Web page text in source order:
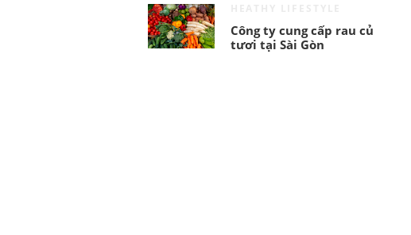
Công ty cung cấp rau củ
tươi tại Sài Gòn